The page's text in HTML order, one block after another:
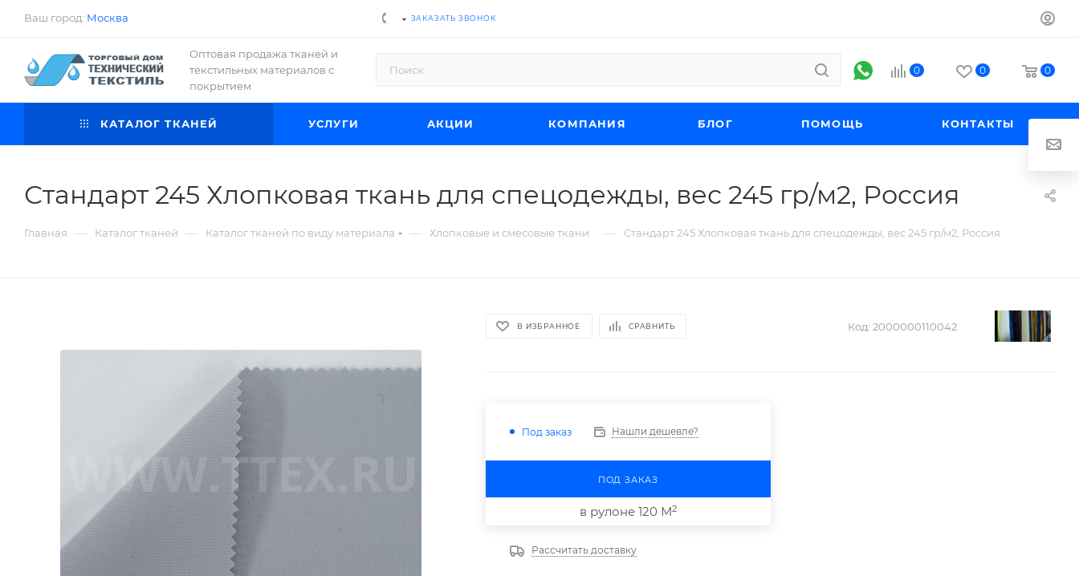
Ваш город: Москва ЗАКАЗАТЬ ЗВОНОК
Оптовая продажа тканей и
текстильных материалов с
покрытием
0 0 0
КАТАЛОГ ТКАНЕЙ УСЛУГИ АКЦИИ КОМПАНИЯ БЛОГ ПОМОЩЬ КОНТАКТЫ
Стандарт 245 Хлопковая ткань для спецодежды, вес 245 гр/м2, Россия
Главная — Каталог тканей — Каталог тканей по виду материала — Хлопковые и смесовые ткани — Стандарт 245 Хлопковая ткань для спецодежды, вес 245 гр/м2, Россия
В ИЗБРАННОЕ СРАВНИТЬ Код: 2000000110042
Под заказ Нашли дешевле?
ПОД ЗАКАЗ
в рулоне 120 М2
Рассчитать доставку